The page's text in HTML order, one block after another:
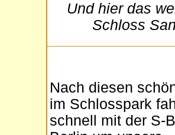
Und hier das
Schloss
Nach diesen
im Schlosspark
schnell mit der S-